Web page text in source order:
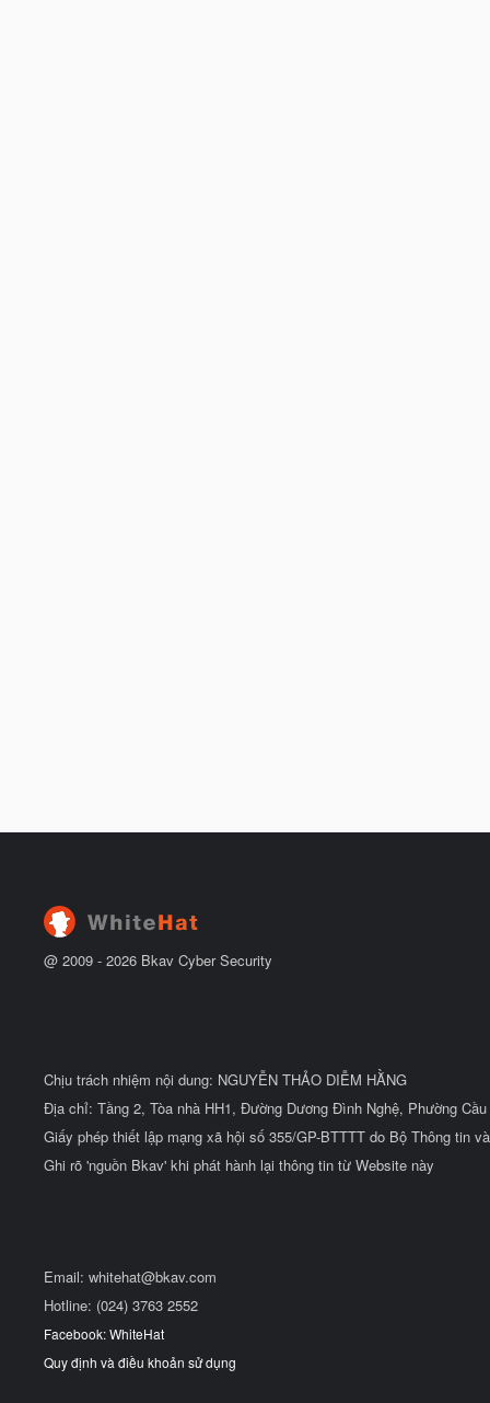
@ 2009 - 2026 Bkav Cyber Security
Chịu trách nhiệm nội dung: NGUYỄN THẢO DIỄM HẰNG
Địa chỉ: Tầng 2, Tòa nhà HH1, Đường Dương Đình Nghệ, Phường
Giấy phép thiết lập mạng xã hội số 355/GP-BTTTT do Bộ Thông tin
Ghi rõ 'nguồn Bkav' khi phát hành lại thông tin từ Website này
Email: whitehat@bkav.com
Hotline: (024) 3763 2552
Facebook: WhiteHat
Quy định và điều khoản sử dụng